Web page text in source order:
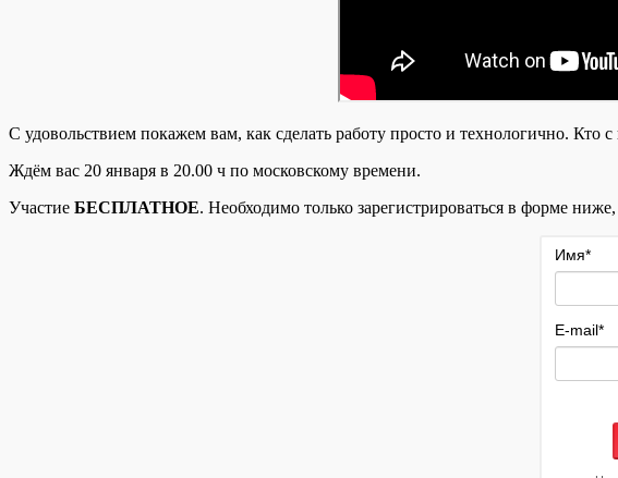
С удовольствием покажем вам, как сделать работу просто и технологично. Кто
Ждём вас 20 января в 20.00 ч по московскому времени.
Участие БЕСПЛАТНОЕ. Необходимо только зарегистрироваться в форме
Имя*
E-mail*